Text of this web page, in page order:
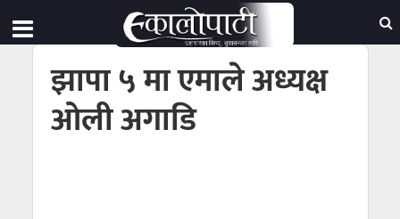
झापा ५ मा एमाले अध्यक्ष
ओली अगाडि